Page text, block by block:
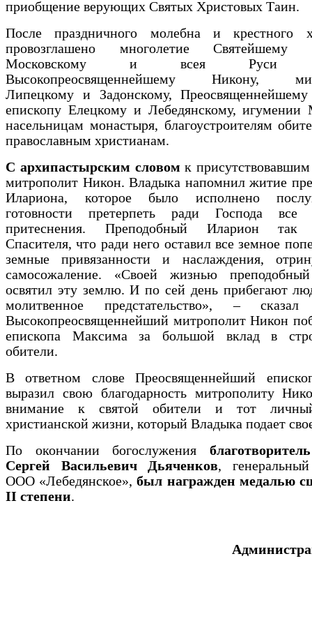
приобщение верующих Святых Христовых Таин.
После праздничного молебна и крестного
провозглашено многолетие Святейшему
Московскому и всея Руси
Высокопреосвященнейшему Никону,
Липецкому и Задонскому,
епископу Елецкому и Лебедянскому, игумении
насельницам монастыря, благоустроителям
православным христианам.
С архипастырским словом к присутствовавшим
митрополит Никон. Владыка напомнил житие
Илариона, которое было исполнено
готовности претерпеть ради Господа
притеснения. Преподобный Иларион так
Спасителя, что ради него оставил все земное
земные привязанности и наслаждения,
самосожаление. «Своей жизнью
освятил эту землю. И по сей день прибегают
молитвенное предстательство», – сказал
Высокопреосвященнейший митрополит Никон
епископа Максима за большой вклад в
обители.
В ответном слове Преосвященнейший
выразил свою благодарность митрополиту
внимание к святой обители и тот
христианской жизни, который Владыка подает
По окончании богослужения
Сергей Васильевич Дьяченков,
ООО «Лебедянское»,был награжден медалью
II степени.